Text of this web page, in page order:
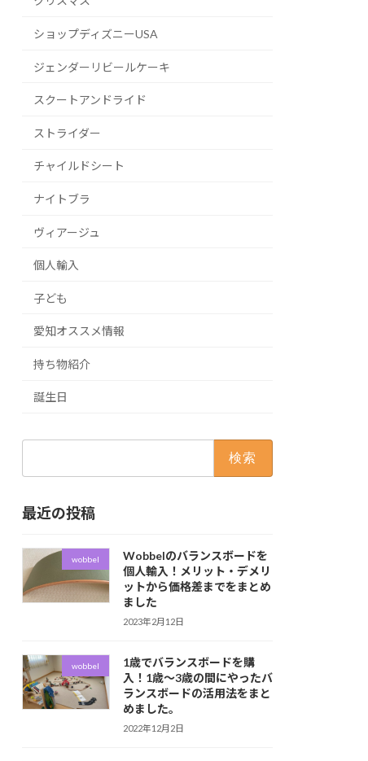
ショップディズニーUSA
ジェンダーリビールケーキ
スクートアンドライド
ストライダー
チャイルドシート
ナイトブラ
ヴィアージュ
個人輸入
子ども
愛知オススメ情報
持ち物紹介
誕生日
最近の投稿
wobbel
Wobbelのバランスボードを
個人輸入！メリット・デメリ
ットから価格差までをまとめ
ました
2023年2月12日
wobbel
1歳でバランスボードを購
入！1歳〜3歳の間にやったバ
ランスボードの活用法をまと
めました。
2022年12月2日